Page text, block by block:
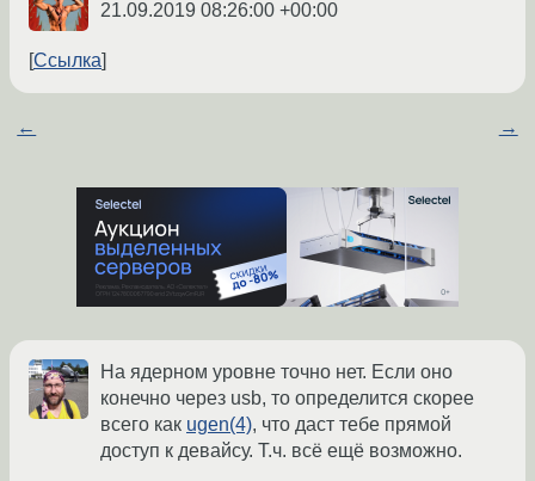
21.09.2019 08:26:00 +00:00
Ссылка
← →
На ядерном уровне точно нет. Если оно
конечно через usb, то определится скорее
всего как ugen(4), что даст тебе прямой
доступ к девайсу. Т.ч. всё ещё возможно.